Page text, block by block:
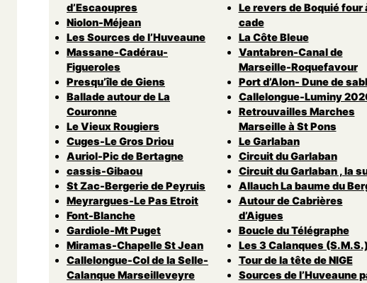
d’Escaoupres
Niolon-Méjean
Les Sources de l’Huveaune
Massane-Cadérau-
Figueroles
Presqu’île de Giens
Ballade autour de La
Couronne
Le Vieux Rougiers
Cuges-Le Gros Driou
Auriol-Pic de Bertagne
cassis-Gibaou
St Zac-Bergerie de Peyruis
Meyrargues-Le Pas Etroit
Font-Blanche
Gardiole-Mt Puget
Miramas-Chapelle St Jean
Callelongue-Col de la Selle-
Calanque Marseilleveyre
Le revers de Boquié four
cade
La Côte Bleue
Vantabren-Canal de
Marseille-Roquefavour
Port d’Alon- Dune de
Callelongue-Luminy
Retrouvailles Marches
Marseille à St Pons
Le Garlaban
Circuit du Garlaban
Circuit du Garlaban , la
Allauch La baume du
Autour de Cabrières
d’Aigues
Boucle du Télégraphe
Les 3 Calanques
Tour de la tête de NIGE
Sources de l’Huveaune